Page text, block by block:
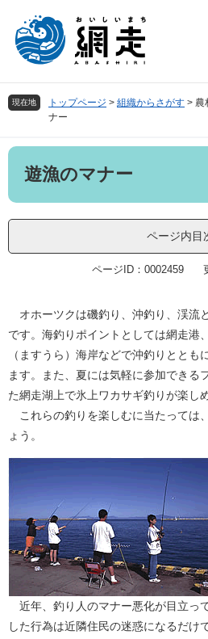
頭
で
飛
ば
へ
現在地 トップページ > 組織からさがす > 農
ナー
本
遊漁のマナー
ページ内目
ページID：0002459
オホーツクは磯釣り、沖釣り、渓流
です。海釣りポイントとしては網走港
（ますうら）海岸などで沖釣りととも
ます。また、夏には気軽に参加できる
た網走湖上で氷上ワカサギ釣りが楽し
これらの釣りを楽しむに当たっては
ょう。
近年、釣り人のマナー悪化が目立っ
した行為は近隣住民の迷惑になるだけ